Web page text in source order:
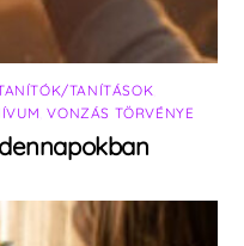
TANÍTÁSOK
,VONZÁS TÖRVÉNYE